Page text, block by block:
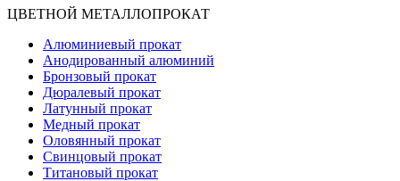
ЦВЕТНОЙ МЕТАЛЛОПРОКАТ
Алюминиевый прокат
Анодированный алюминий
Бронзовый прокат
Дюралевый прокат
Латунный прокат
Медный прокат
Оловянный прокат
Свинцовый прокат
Титановый прокат